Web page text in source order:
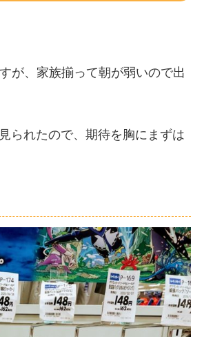
が、家族揃って朝が弱いので出
られたので、期待を胸にまずは